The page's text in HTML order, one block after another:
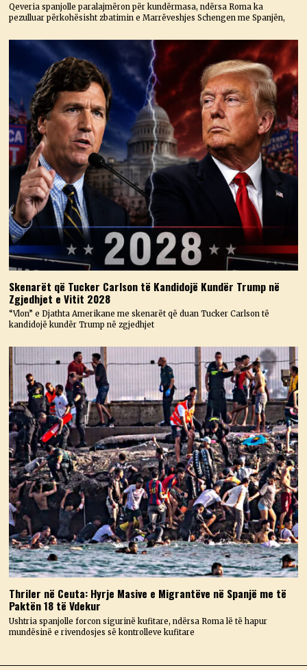
Qeveria spanjolle paralajmëron për kundërmasa, ndërsa Roma ka
pezulluar përkohësisht zbatimin e Marrëveshjes Schengen me Spanjën,
Skenarët që Tucker Carlson të Kandidojë Kundër Trump në
Zgjedhjet e Vitit 2028
“Vlon” e Djathta Amerikane me skenarët që duan Tucker Carlson të
kandidojë kundër Trump në zgjedhjet
Thriler në Ceuta: Hyrje Masive e Migrantëve në Spanjë me të
Paktën 18 të Vdekur
Ushtria spanjolle forcon sigurinë kufitare, ndërsa Roma lë të hapur
mundësinë e rivendosjes së kontrolleve kufitare